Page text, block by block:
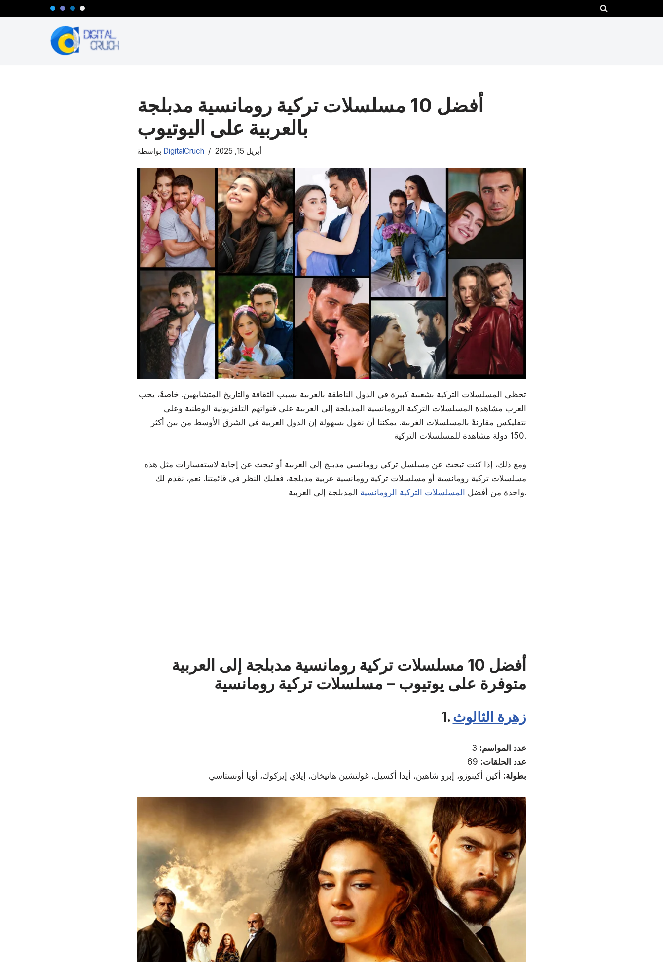
أفضل 10 مسلسلات تركية رومانسية مدبلجة
بالعربية على اليوتيوب
DigitalCruch أبريل 15, 2025
تحظى المسلسلات التركية بشعبية كبيرة في الدول الناطقة بالعربية بسبب الثقافة والتاريخ المتشابهين. خاصةً، يحب
العرب مشاهدة المسلسلات التركية الرومانسية المدبلجة إلى العربية على قنواتهم التلفزيونية الوطنية وعلى
نتفليكس مقارنةً بالمسلسلات الغربية. يمكننا أن نقول بسهولة إن الدول العربية في الشرق الأوسط من بين أكثر
150 دولة مشاهدة للمسلسلات التركية.
ومع ذلك، إذا كنت تبحث عن مسلسل تركي رومانسي مدبلج إلى العربية أو تبحث عن إجابة لاستفسارات مثل هذه
مسلسلات تركية رومانسية أو مسلسلات تركية رومانسية عربية مدبلجة، فعليك النظر في قائمتنا. نعم، نقدم لك
واحدة من أفضل المسلسلات التركية الرومانسية المدبلجة إلى العربية.
أفضل 10 مسلسلات تركية رومانسية مدبلجة إلى العربية
متوفرة على يوتيوب – مسلسلات تركية رومانسية
1.زهرة الثالوث
عدد المواسم:
عدد الحلقات:
بطولة: أكين أكينوزو، إبرو شاهين، أيدا أكسيل، غولتشين هاتيخان، إيلاي إيركوك، أويا أونستاسي